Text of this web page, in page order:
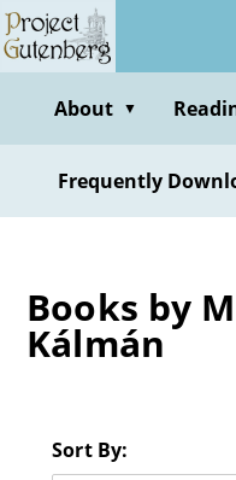
Skip
to
contentAbout ▼
Frequently
Books by
Kálmán
Sort By: